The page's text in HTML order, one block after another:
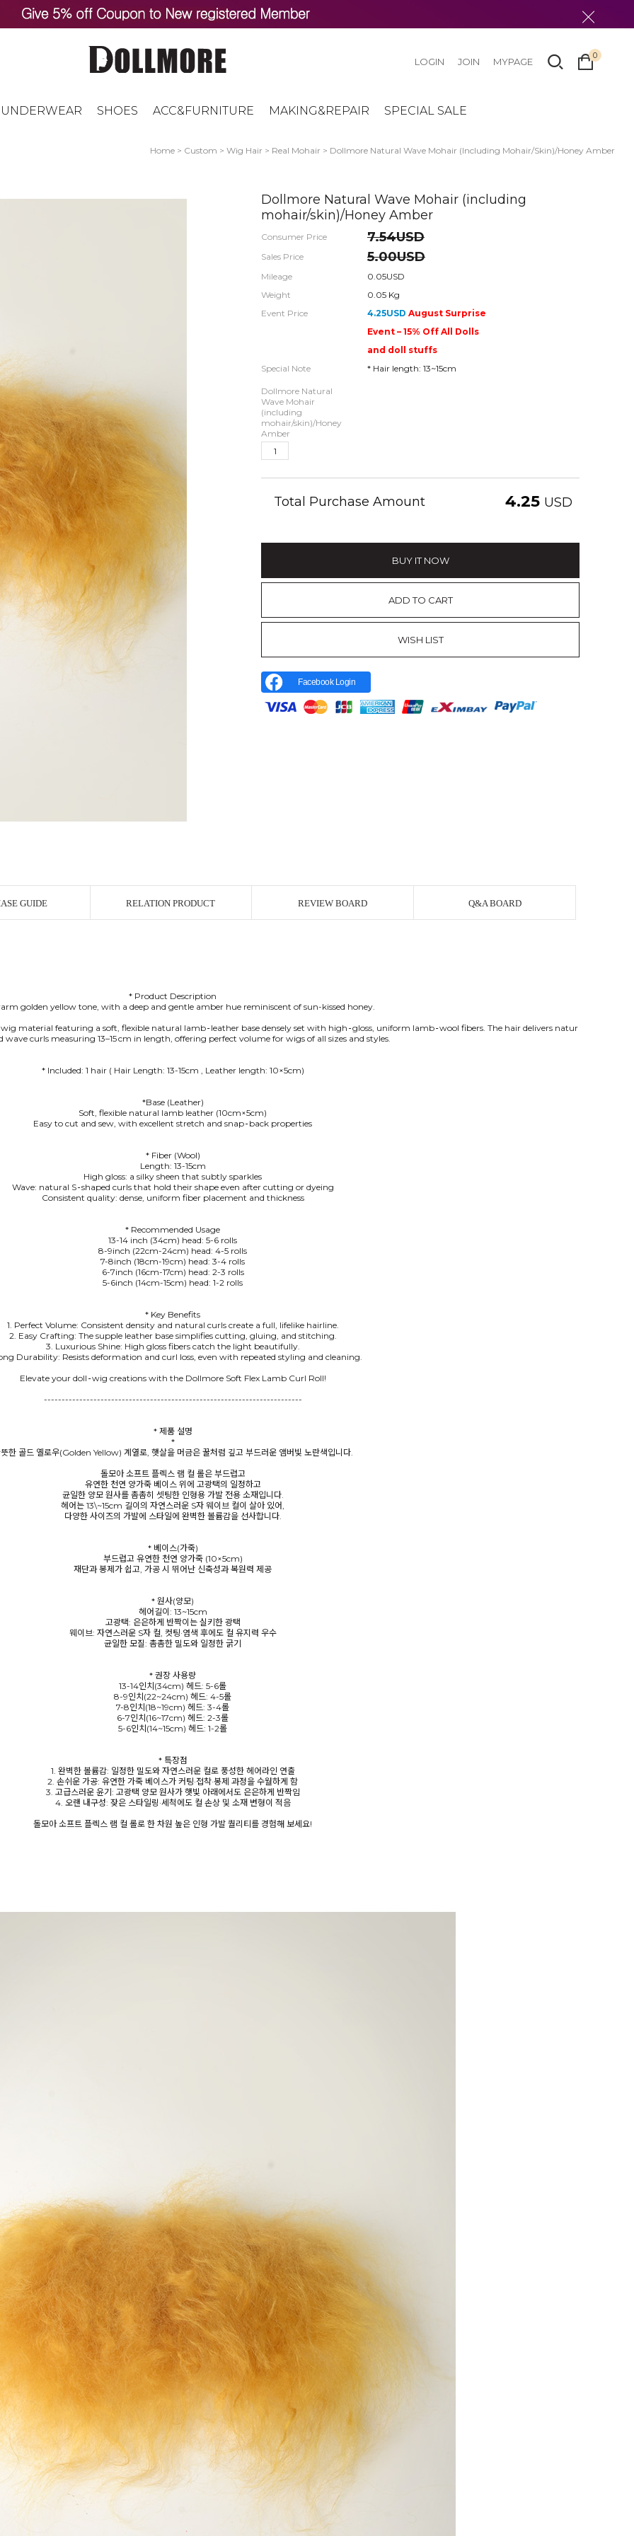
UNDERWEAR SHOES ACC&FURNITURE MAKING&REPAIR SPECIAL SALE
LOGIN JOIN MYPAGE
0
Home > Custom > Wig Hair > Real Mohair > Dollmore Natural Wave Mohair (including Mohair/skin)/Honey Amber
Dollmore Natural Wave Mohair (including
mohair/skin)/Honey Amber
Consumer Price 7.54USD
Sales Price 5.00USD
Mileage
0.05USD
Weight
0.05 Kg
Event Price
4.25USD August Surprise
Event – 15% Off All Dolls
and doll stuffs
Special Note
* Hair length: 13~15cm
Dollmore Natural
Wave Mohair
(including
mohair/skin)/Honey
Amber
Total Purchase Amount 4.25 USD
BUY IT NOW
ADD TO CART
WISH LIST
Facebook Login
GUIDE RELATION PRODUCT REVIEW BOARD Q&A BOARD
* Product Description
golden yellow tone, with a deep and gentle amber hue reminiscent of sun-kissed honey.
material featuring a soft, flexible natural lamb‑leather base densely set with high‑gloss, uniform lamb‑wool fibers. The hair delivers natur
wave curls measuring 13–15 cm in length, offering perfect volume for wigs of all sizes and styles.
* Included: 1 hair ( Hair Length: 13-15cm , Leather length: 10×5cm)
*Base (Leather)
Soft, flexible natural lamb leather (10cm×5cm)
Easy to cut and sew, with excellent stretch and snap‑back properties
* Fiber (Wool)
Length: 13-15cm
High gloss: a silky sheen that subtly sparkles
Wave: natural S‑shaped curls that hold their shape even after cutting or dyeing
Consistent quality: dense, uniform fiber placement and thickness
* Recommended Usage
13-14 inch (34cm) head: 5-6 rolls
8-9inch (22cm-24cm) head: 4-5 rolls
7-8inch (18cm-19cm) head: 3-4 rolls
6-7inch (16cm-17cm) head: 2-3 rolls
5-6inch (14cm-15cm) head: 1-2 rolls
* Key Benefits
1. Perfect Volume: Consistent density and natural curls create a full, lifelike hairline.
2. Easy Crafting: The supple leather base simplifies cutting, gluing, and stitching.
3. Luxurious Shine: High gloss fibers catch the light beautifully.
Durability: Resists deformation and curl loss, even with repeated styling and cleaning.
Elevate your doll‑wig creations with the Dollmore Soft Flex Lamb Curl Roll!
-------------------------------------------------------------------------
* 제품 설명
*
한 골드 옐로우(Golden Yellow) 계열로, 햇살을 머금은 꿀처럼 깊고 부드러운 앰버빛 노란색입니다.
돌모아 소프트 플렉스 램 컬 롤은 부드럽고
유연한 천연 양가죽 베이스 위에 고광택의 일정하고
균일한 양모 원사를 촘촘히 셋팅한 인형용 가발 전용 소재입니다.
헤어는 13\~15cm 길이의 자연스러운 S자 웨이브 컬이 살아 있어,
다양한 사이즈의 가발에 스타일에 완벽한 볼륨감을 선사합니다.
* 베이스(가죽)
부드럽고 유연한 천연 양가죽 (10×5cm)
재단과 봉제가 쉽고, 가공 시 뛰어난 신축성과 복원력 제공
* 원사(양모)
헤어길이: 13~15cm
고광택: 은은하게 반짝이는 실키한 광택
웨이브: 자연스러운 S자 컬, 컷팅·염색 후에도 컬 유지력 우수
균일한 모질: 촘촘한 밀도와 일정한 굵기
* 권장 사용량
13-14인치(34cm) 헤드: 5-6롤
8-9인치(22~24cm) 헤드: 4-5롤
7-8인치(18~19cm) 헤드: 3-4롤
6-7인치(16~17cm) 헤드: 2-3롤
5-6인치(14~15cm) 헤드: 1-2롤
* 특장점
1. 완벽한 볼륨감: 일정한 밀도와 자연스러운 컬로 풍성한 헤어라인 연출
2. 손쉬운 가공: 유연한 가죽 베이스가 커팅·접착·봉제 과정을 수월하게 함
3. 고급스러운 윤기: 고광택 양모 원사가 햇빛 아래에서도 은은하게 반짝임
4. 오랜 내구성: 잦은 스타일링·세척에도 컬 손상 및 소재 변형이 적음
돌모아 소프트 플렉스 램 컬 롤로 한 차원 높은 인형 가발 퀄리티를 경험해 보세요!